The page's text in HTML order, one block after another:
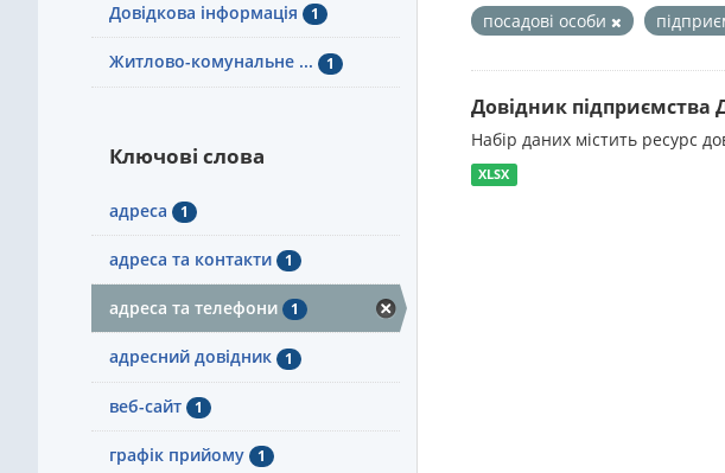
Довідкова інформація 1
Житлово-комунальне ... 1
Ключові слова
адреса 1
адреса та контакти 1
адреса та телефони 1
адресний довідник 1
веб-сайт 1
графік прийому 1
посадові особи
Довідник підприємства
Набір даних містить ресурс
XLSX